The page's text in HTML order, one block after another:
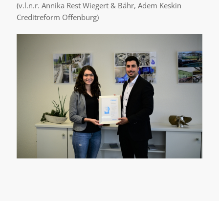
(v.l.n.r. Annika Rest Wiegert & Bähr, Adem Keskin
Creditreform Offenburg)